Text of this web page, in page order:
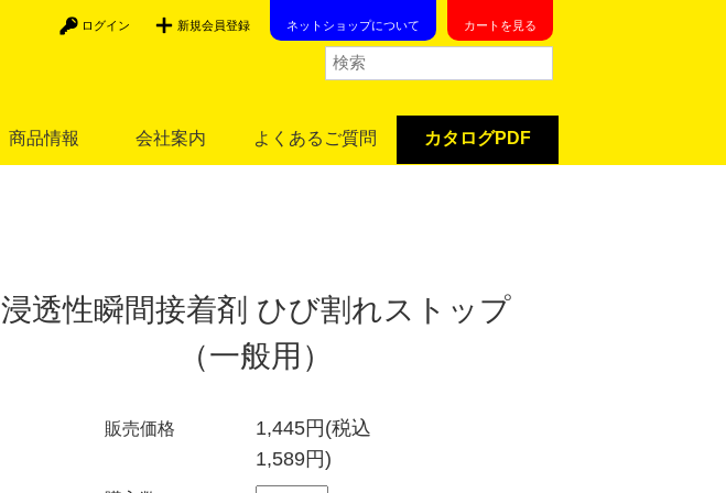
カートを見る
ネットショップについて
新規会員登録
ログイン
商品情報 会社案内 よくあるご質問 カタログPDF
浸透性瞬間接着剤 ひび割れストップ
（一般用）
販売価格
1,445円(税込
1,589円)